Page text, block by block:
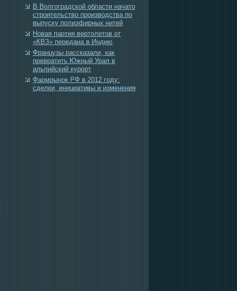
В Волгоградской области начато
строительство производства по
выпуску полиэфирных нитей
Новая партия вертолетов от
«КВЗ» передана в Индию
Французы рассказали, как
превратить Южный Урал в
альпийский курорт
Фармрынок РФ в 2012 году:
сделки, инициативы и изменения